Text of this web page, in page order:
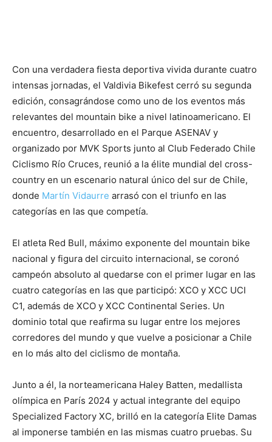
Con una verdadera fiesta deportiva vivida durante cuatro
intensas jornadas, el Valdivia Bikefest cerró su segunda
edición, consagrándose como uno de los eventos más
relevantes del mountain bike a nivel latinoamericano. El
encuentro, desarrollado en el Parque ASENAV y
organizado por MVK Sports junto al Club Federado Chile
Ciclismo Río Cruces, reunió a la élite mundial del cross-
country en un escenario natural único del sur de Chile,
donde Martín Vidaurre arrasó con el triunfo en las
categorías en las que competía.
El atleta Red Bull, máximo exponente del mountain bike
nacional y figura del circuito internacional, se coronó
campeón absoluto al quedarse con el primer lugar en las
cuatro categorías en las que participó: XCO y XCC UCI
C1, además de XCO y XCC Continental Series. Un
dominio total que reafirma su lugar entre los mejores
corredores del mundo y que vuelve a posicionar a Chile
en lo más alto del ciclismo de montaña.
Junto a él, la norteamericana Haley Batten, medallista
olímpica en París 2024 y actual integrante del equipo
Specialized Factory XC, brilló en la categoría Elite Damas
al imponerse también en las mismas cuatro pruebas. Su